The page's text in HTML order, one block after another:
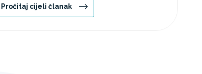
Pročitaj cijeli članak